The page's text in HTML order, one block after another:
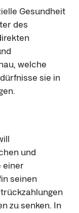
Gesundheit
des
welche
sie in
und
einer
seinen
zu senken. In